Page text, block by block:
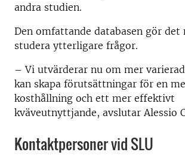
andra studien.
Den omfattande databasen gör
studera ytterligare frågor.
– Vi utvärderar nu om mer
kan skapa förutsättningar för en
kosthållning och ett mer effektivt
kväveutnyttjande, avslutar Alessio
Kontaktpersoner vid SLU